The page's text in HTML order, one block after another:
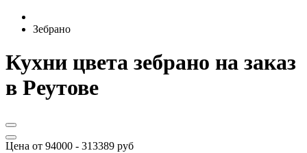
Зебрано
Кухни цвета зебрано на заказ
в Реутове
Цена от 94000 - 313389 руб